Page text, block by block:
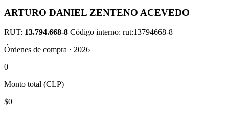
ARTURO DANIEL ZENTENO ACEVEDO
RUT: 13.794.668-8 Código interno: rut:13794668-8
Órdenes de compra · 2026
0
Monto total (CLP)
$0